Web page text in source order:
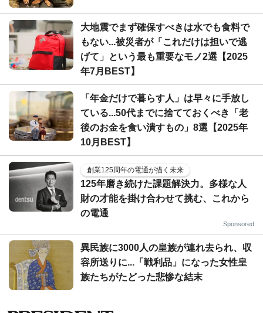
大地震でまず確保すべきは水でも食料で
もない...被災者が「これだけは担いで逃
げて」という最も重要なモノ2選【2025
年7月BEST】
「年金だけで暮らす人」は早々に手放し
ている...50代までに捨てておくべき「老
後のお金を食い潰すもの」8選【2025年
10月BEST】
創業125周年の電通が描く未来
125年磨き続けた課題解決力。多様な人
財の才能を掛け合わせて挑む、これから
の電通
Sponsored
異民族に3000人の皇族が連れ去られ、収
容所送りに...「戦利品」になった女性皇
族たちがたどった悲惨な結末